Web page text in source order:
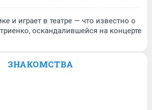
и играет в театре — что известно о
оскандалившейся на концерте
ЗНАКОМСТВА